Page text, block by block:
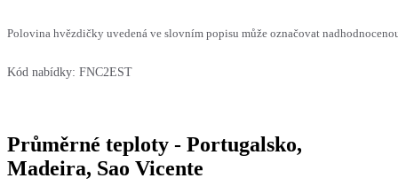
Polovina hvězdičky uvedená ve slovním popisu může označovat
Kód nabídky: FNC2EST
Průměrné teploty - Portugalsko,
Madeira, Sao Vicente